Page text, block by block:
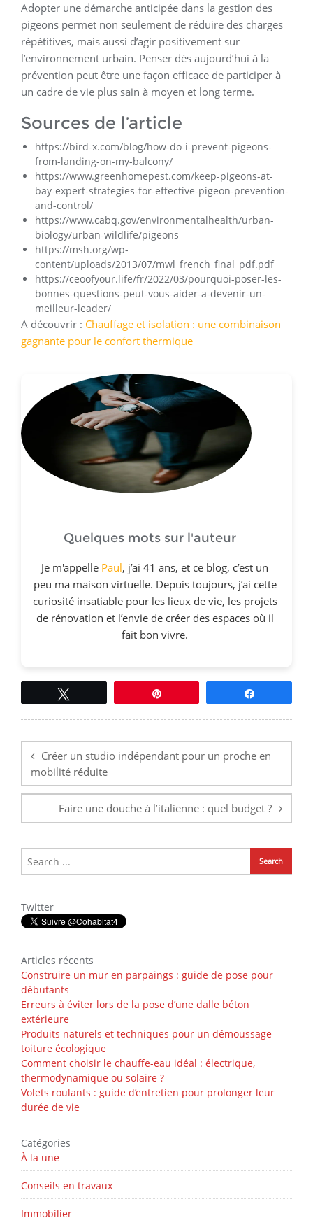
Adopter une démarche anticipée dans la gestion des
pigeons permet non seulement de réduire des charges
répétitives, mais aussi d’agir positivement sur
l’environnement urbain. Penser dès aujourd’hui à la
prévention peut être une façon efficace de participer à
un cadre de vie plus sain à moyen et long terme.
Sources de l’article
https://bird-x.com/blog/how-do-i-prevent-pigeons-
from-landing-on-my-balcony/
https://www.greenhomepest.com/keep-pigeons-at-
bay-expert-strategies-for-effective-pigeon-prevention-
and-control/
https://www.cabq.gov/environmentalhealth/urban-
biology/urban-wildlife/pigeons
https://msh.org/wp-
content/uploads/2013/07/mwl_french_final_pdf.pdf
https://ceoofyour.life/fr/2022/03/pourquoi-poser-les-
bonnes-questions-peut-vous-aider-a-devenir-un-
meilleur-leader/
A découvrir : Chauffage et isolation : une combinaison
gagnante pour le confort thermique
Quelques mots sur l'auteur
Je m'appelle Paul, j’ai 41 ans, et ce blog, c’est un
peu ma maison virtuelle. Depuis toujours, j’ai cette
curiosité insatiable pour les lieux de vie, les projets
de rénovation et l’envie de créer des espaces où il
fait bon vivre.
de
l’articleCréer un studio indépendant pour un proche en
mobilité réduite
Faire une douche à l’italienne : quel budget ?
Twitter
Articles récents
Construire un mur en parpaings : guide de pose pour
débutants
Erreurs à éviter lors de la pose d’une dalle béton
extérieure
Produits naturels et techniques pour un démoussage
toiture écologique
Comment choisir le chauffe-eau idéal : électrique,
thermodynamique ou solaire ?
Volets roulants : guide d’entretien pour prolonger leur
durée de vie
Catégories
À la une
Conseils en travaux
Immobilier